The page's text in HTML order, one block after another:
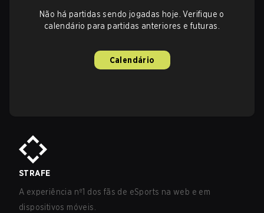
Não há partidas sendo jogadas hoje. Verifique o
calendário para partidas anteriores e futuras.
Calendário
STRAFE
A experiência nº1 dos fãs de eSports na web e em
dispositivos móveis.